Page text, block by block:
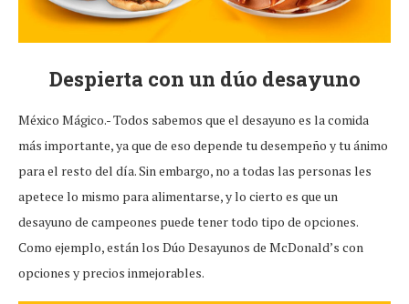
Despierta con un dúo desayuno
México Mágico.- Todos sabemos que el desayuno es la comida
más importante, ya que de eso depende tu desempeño y tu ánimo
para el resto del día. Sin embargo, no a todas las personas les
apetece lo mismo para alimentarse, y lo cierto es que un
desayuno de campeones puede tener todo tipo de opciones.
Como ejemplo, están los Dúo Desayunos de McDonald’s con
opciones y precios inmejorables.